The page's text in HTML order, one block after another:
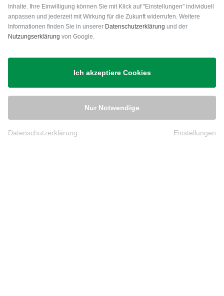
Versand
Inhalte. Ihre Einwilligung können Sie mit Klick auf "Einstellungen" individuell
anpassen und jederzeit mit Wirkung für die Zukunft widerrufen. Weitere
Informationen finden Sie in unserer Datenschutzerklärung und der
Nutzungserklärung von Google.
Ich akzeptiere Cookies
Nur Notwendige
Datenschutzerklärung Einstellungen